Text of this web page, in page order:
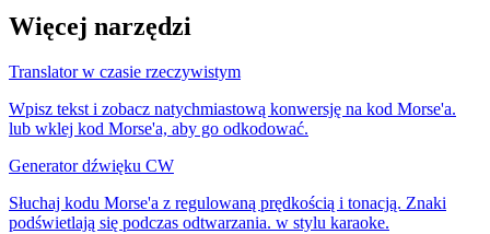
Więcej narzędzi
Translator w czasie rzeczywistym
Wpisz tekst i zobacz natychmiastową konwersję na kod Morse'a.
lub wklej kod Morse'a, aby go odkodować.
Generator dźwięku CW
Słuchaj kodu Morse'a z regulowaną prędkością i tonacją. Znaki
podświetlają się podczas odtwarzania. w stylu karaoke.